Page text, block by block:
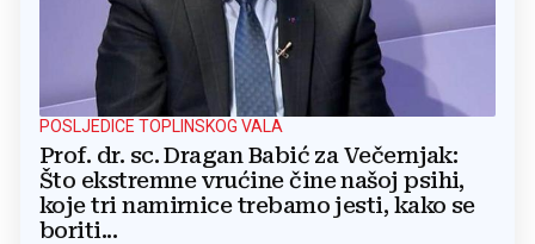
POSLJEDICE TOPLINSKOG VALA
Prof. dr. sc. Dragan Babić za Večernjak:
Što ekstremne vrućine čine našoj psihi,
koje tri namirnice trebamo jesti, kako se
boriti...